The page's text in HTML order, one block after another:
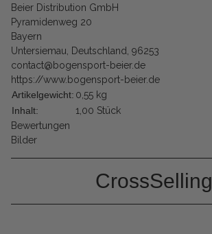
Beier Distribution GmbH
Pyramidenweg 20
Bayern
Untersiemau, Deutschland, 96253
contact@bogensport-beier.de
https://www.bogensport-beier.de
Artikelgewicht: 0,55 kg
Inhalt:
1,00 Stück
Bewertungen
Bilder
CrossSelling